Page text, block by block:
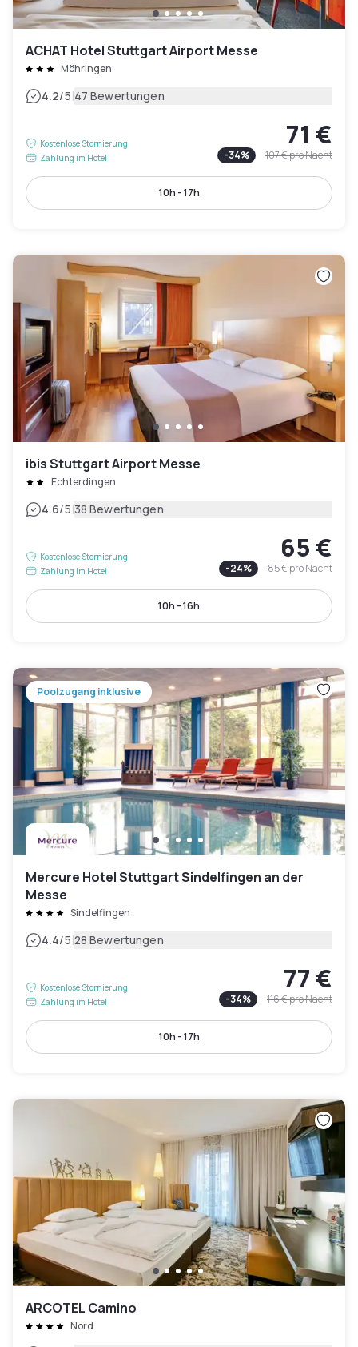
ACHAT Hotel Stuttgart Airport Messe
Möhringen
4.2/5|47 Bewertungen
Kostenlose Stornierung
Zahlung im Hotel
71 €
-34% 107 €pro Nacht
10h - 17h
ibis Stuttgart Airport Messe
Echterdingen
4.6/5|38 Bewertungen
Kostenlose Stornierung
Zahlung im Hotel
65 €
-24% 85 €pro Nacht
10h - 16h
Poolzugang inklusive
Mercure Hotel Stuttgart Sindelfingen an der
Messe
Sindelfingen
4.4/5|28 Bewertungen
Kostenlose Stornierung
Zahlung im Hotel
77 €
-34% 116 €pro Nacht
10h - 17h
ARCOTEL Camino
Nord